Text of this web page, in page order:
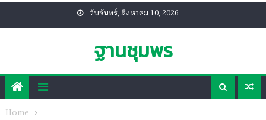
วันจันทร์, สิงหาคม 10, 2026
ฐานชุมพร
Home